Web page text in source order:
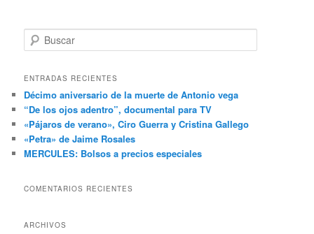
u
c
r
ENTRADAS RECIENTES
Décimo aniversario de la muerte de Antonio vega
“De los ojos adentro”, documental para TV
«Pájaros de verano», Ciro Guerra y Cristina Gallego
«Petra» de Jaime Rosales
MERCULES: Bolsos a precios especiales
COMENTARIOS RECIENTES
ARCHIVOS